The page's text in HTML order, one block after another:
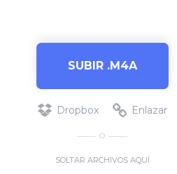
SUBIR .M4A
Dropbox Enlazar
O
SOLTAR ARCHIVOS AQUÍ